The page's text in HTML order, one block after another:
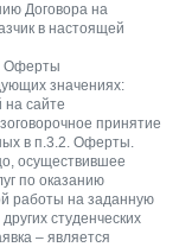
Договора на
в настоящей
Оферты
значениях:
сайте
принятие
в п.3.2. Оферты.
осуществившее
по оказанию
работы на заданную
студенческих
– является